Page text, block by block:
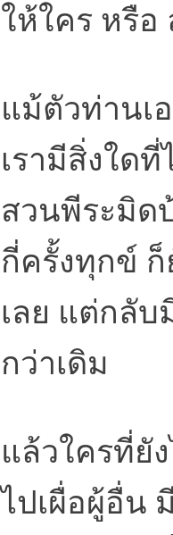
ให้ใคร หรือ
แม้ตัวท่านเ
เรามีสิ่งใด
สวนพีระมิด
กี่ครั้งทุกข์
เลย แต่กลั
กว่าเดิม
แล้วใครที่ยั
ไปเผื่อผู้อื่น